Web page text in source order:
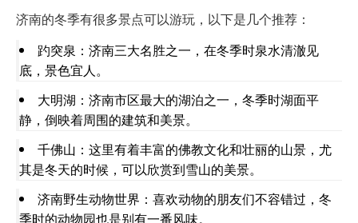
济南的冬季有很多景点可以游玩，以下是几个推荐：
趵突泉：济南三大名胜之一，在冬季时泉水清澈见
底，景色宜人。
大明湖：济南市区最大的湖泊之一，冬季时湖面平
静，倒映着周围的建筑和美景。
千佛山：这里有着丰富的佛教文化和壮丽的山景，尤
其是冬天的时候，可以欣赏到雪山的美景。
济南野生动物世界：喜欢动物的朋友们不容错过，冬
季时的动物园也是别有一番风味。